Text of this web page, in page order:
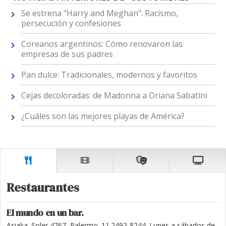
Se estrena "Harry and Meghan": Racismo,
persecución y confesiones
Coreanos argentinos: Cómo renovaron las
empresas de sus padres
Pan dulce: Tradicionales, modernos y favoritos
Cejas decoloradas: de Madonna a Oriana Sabatini
¿Cuáles son las mejores playas de América?
Restaurantes
El mundo en un bar.